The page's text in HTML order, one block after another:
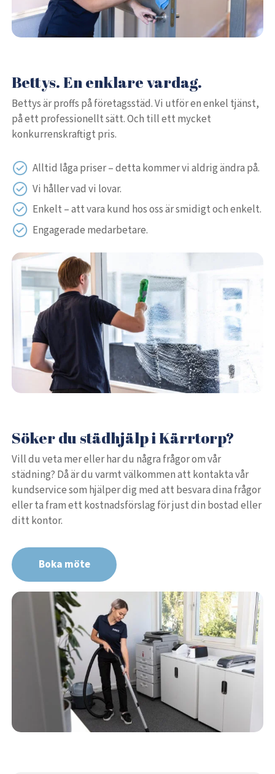
Bettys. En enklare vardag.
Bettys är proffs på företagsstäd. Vi utför en enkel tjänst,
på ett professionellt sätt. Och till ett mycket
konkurrenskraftigt pris.
Alltid låga priser – detta kommer vi aldrig ändra på.
Vi håller vad vi lovar.
Enkelt – att vara kund hos oss är smidigt och enkelt.
Engagerade medarbetare.
Söker du städhjälp i Kärrtorp?
Vill du veta mer eller har du några frågor om vår
städning? Då är du varmt välkommen att kontakta vår
kundservice som hjälper dig med att besvara dina frågor
eller ta fram ett kostnadsförslag för just din bostad eller
ditt kontor.
Boka möte